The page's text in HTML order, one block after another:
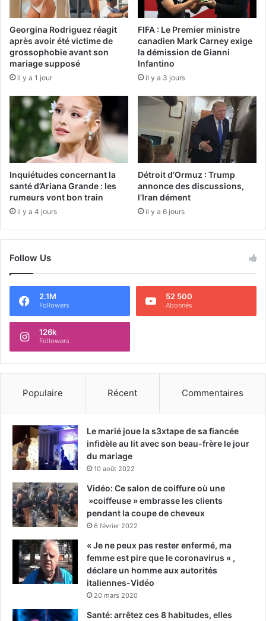
Georgina Rodriguez réagit
après avoir été victime de
grossophobie avant son
mariage supposé
il y a 1 jour
FIFA : Le Premier ministre
canadien Mark Carney exige
la démission de Gianni
Infantino
il y a 3 jours
Inquiétudes concernant la
santé d’Ariana Grande : les
rumeurs vont bon train
il y a 4 jours
Détroit d’Ormuz : Trump
annonce des discussions,
l’Iran dément
il y a 6 jours
Follow Us
2.1M
Followers
52 500
Abonnés
126k
Followers
Populaire Récent Commentaires
Le marié joue la s3xtape de sa fiancée
infidèle au lit avec son beau-frère le jour
du mariage
10 août 2022
Vidéo: Ce salon de coiffure où une
»coiffeuse » embrasse les clients
pendant la coupe de cheveux
6 février 2022
« Je ne peux pas rester enfermé, ma
femme est pire que le coronavirus « ,
déclare un homme aux autorités
italiennes-Vidéo
20 mars 2020
Santé: arrêtez ces 8 habitudes, elles